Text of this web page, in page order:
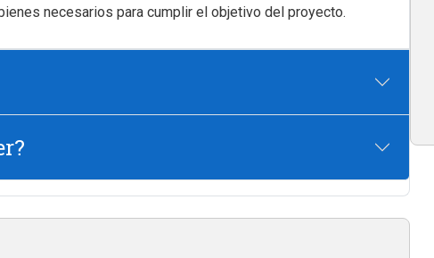
necesarios para cumplir el objetivo del proyecto.